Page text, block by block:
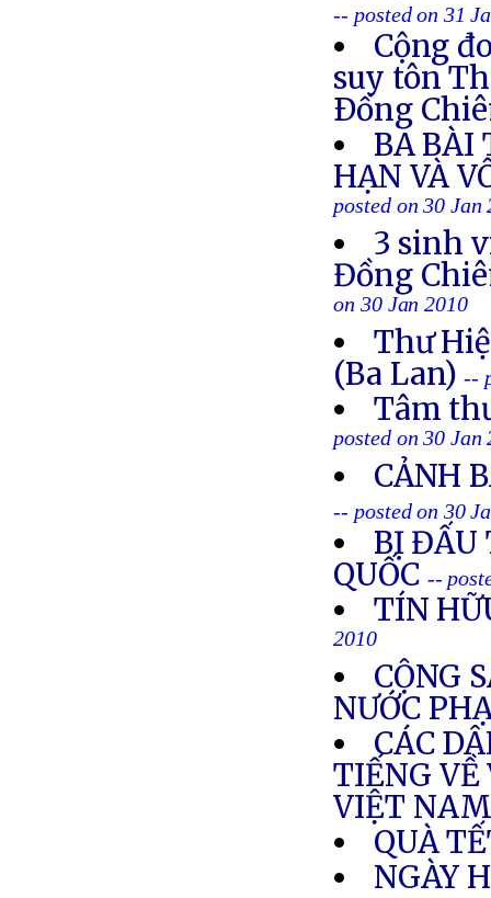
-- posted on 31
Cộng
suy tôn
Ðồng
BA BÀI
HẠN VÀ
posted on 30 Jan
3 sinh
Đồng
on 30 Jan 2010
Thư
(Ba Lan)--
Tâm
posted on 30 Jan
CẢNH
-- posted on 30
BỊ ĐẤU
QUỐC --
TÍN
2010
CỘNG
NƯỚC
CÁC
TIẾNG VỀ
VIỆT NAM
QUÀ
NGÀY